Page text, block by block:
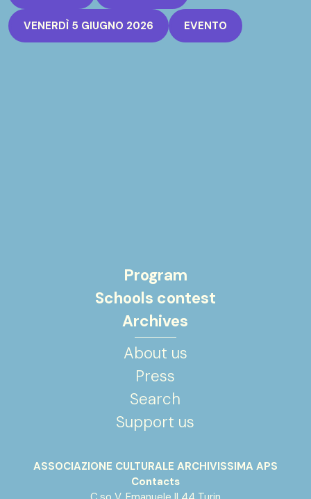
VENERDÌ 5 GIUGNO 2026 EVENTO
Program
Schools contest
Archives
About us
Press
Search
Support us
ASSOCIAZIONE CULTURALE ARCHIVISSIMA APS
Contacts